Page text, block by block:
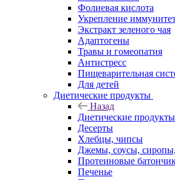
Фолиевая кислота
Укрепление
Экстракт зеленого чая
Адаптогены
Травы и гомеопатия
Антистресс
Пищеварительная
Для детей
Диетические продукты
Назад
Диетические продукты
Десерты
Хлебцы, чипсы
Джемы, соусы,
Протеиновые
Печенье